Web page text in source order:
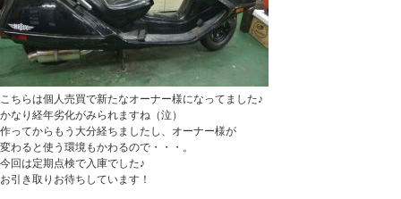
こちらは個人売買で新たなオーナー様になってました♪
かなり経年劣化がみられますね（泣）
作ってからもう大分経ちましたし、オーナー様が
変わると使う環境もかわるので・・・。
今回は定期点検で入庫でした♪
お引き取りお待ちしています！